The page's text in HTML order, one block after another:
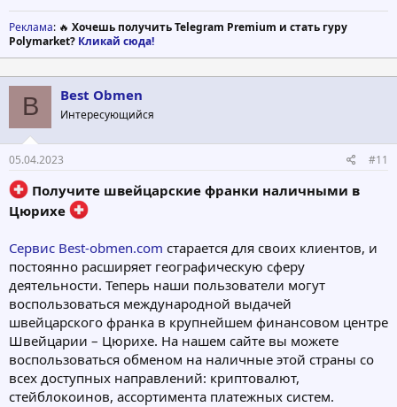
Реклама: 🔥 Хочешь получить Telegram Premium и стать гуру
Polymarket? Кликай сюда!
B Best Obmen
Интересующийся
05.04.2023 #11
Получите швейцарские франки наличными в
Цюрихе
Сервис Best-obmen.com старается для своих клиентов, и
постоянно расширяет географическую сферу
деятельности. Теперь наши пользователи могут
воспользоваться международной выдачей
швейцарского франка в крупнейшем финансовом центре
Швейцарии – Цюрихе. На нашем сайте вы можете
воспользоваться обменом на наличные этой страны со
всех доступных направлений: криптовалют,
стейблокоинов, ассортимента платежных систем.